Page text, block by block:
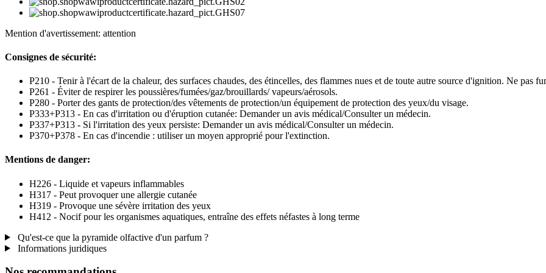
Mention d'avertissement: attention
Consignes de sécurité:
P210 - Tenir à l'écart de la chaleur, des surfaces chaudes, des étincelles, des flammes nues et de toute autre source d'ignition. Ne pas
P261 - Éviter de respirer les poussières/fumées/gaz/brouillards/ vapeurs/aérosols.
P280 - Porter des gants de protection/des vêtements de protection/un équipement de protection des yeux/du visage.
P333+P313 - En cas d'irritation ou d'éruption cutanée: Demander un avis médical/Consulter un médecin.
P337+P313 - Si l'irritation des yeux persiste: Demander un avis médical/Consulter un médecin.
P370+P378 - En cas d'incendie : utiliser un moyen approprié pour l'extinction.
Mentions de danger:
H226 - Liquide et vapeurs inflammables
H317 - Peut provoquer une allergie cutanée
H319 - Provoque une sévère irritation des yeux
H412 - Nocif pour les organismes aquatiques, entraîne des effets néfastes à long terme
Qu'est-ce que la pyramide olfactive d'un parfum ?
Informations juridiques